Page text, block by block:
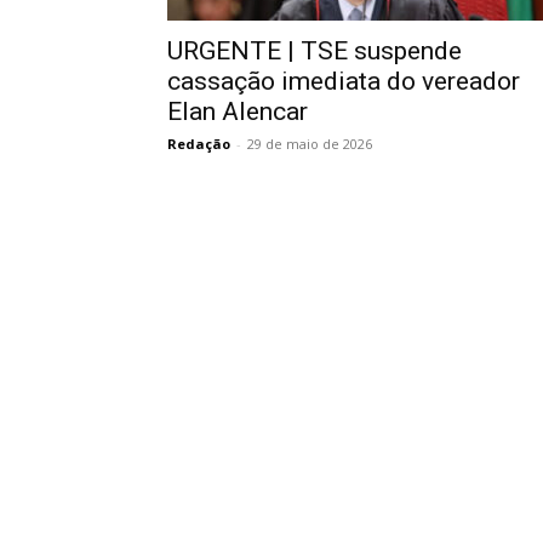
URGENTE | TSE suspende
cassação imediata do vereador
Elan Alencar
Redação - 29 de maio de 2026